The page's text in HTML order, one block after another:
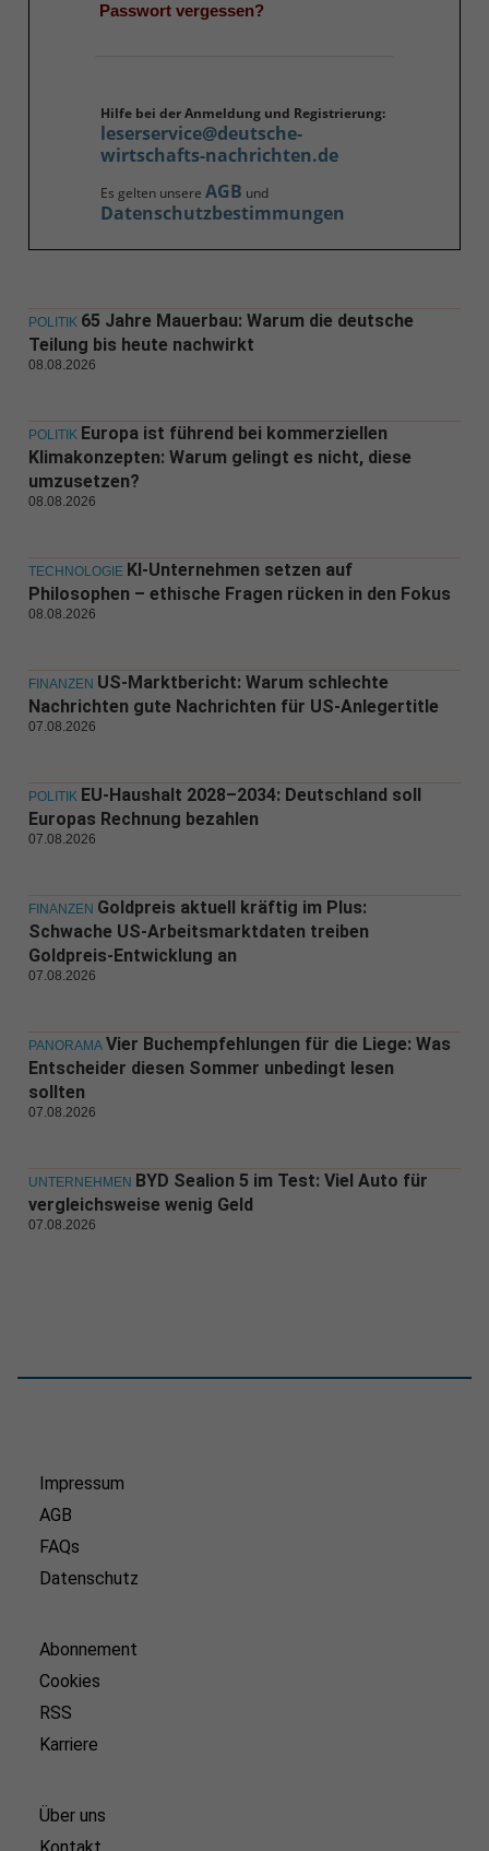
Passwort vergessen?
Hilfe bei der Anmeldung und Registrierung:
leserservice@deutsche-
wirtschafts-nachrichten.de
Es gelten unsere AGB und
Datenschutzbestimmungen
POLITIK 65 Jahre Mauerbau: Warum die deutsche
Teilung bis heute nachwirkt
08.08.2026
POLITIK Europa ist führend bei kommerziellen
Klimakonzepten: Warum gelingt es nicht, diese
umzusetzen?
08.08.2026
TECHNOLOGIE KI-Unternehmen setzen auf
Philosophen – ethische Fragen rücken in den Fokus
08.08.2026
FINANZEN US-Marktbericht: Warum schlechte
Nachrichten gute Nachrichten für US-Anlegertitle
07.08.2026
POLITIK EU-Haushalt 2028–2034: Deutschland soll
Europas Rechnung bezahlen
07.08.2026
FINANZEN Goldpreis aktuell kräftig im Plus:
Schwache US-Arbeitsmarktdaten treiben
Goldpreis-Entwicklung an
07.08.2026
PANORAMA Vier Buchempfehlungen für die Liege: Was
Entscheider diesen Sommer unbedingt lesen
sollten
07.08.2026
UNTERNEHMEN BYD Sealion 5 im Test: Viel Auto für
vergleichsweise wenig Geld
07.08.2026
Impressum
AGB
FAQs
Datenschutz
Abonnement
Cookies
RSS
Karriere
Über uns